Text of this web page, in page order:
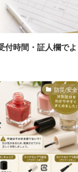
付時間・証人欄でよ
防災/安全